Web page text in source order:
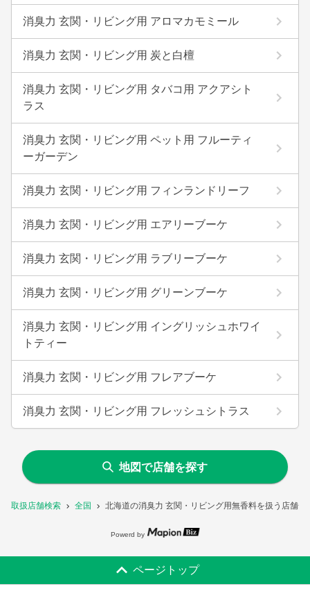
取扱店舗検索 全国 北海道の消臭力 玄関・リビング用無香料を扱う店舗一
消臭力 玄関・リビング用 アロマカモミール
消臭力 玄関・リビング用 炭と白檀
消臭力 玄関・リビング用 タバコ用 アクアシト
ラス
消臭力 玄関・リビング用 ペット用 フルーティ
ーガーデン
消臭力 玄関・リビング用 フィンランドリーフ
消臭力 玄関・リビング用 エアリーブーケ
消臭力 玄関・リビング用 ラブリーブーケ
消臭力 玄関・リビング用 グリーンブーケ
消臭力 玄関・リビング用 イングリッシュホワイ
トティー
消臭力 玄関・リビング用 フレアブーケ
消臭力 玄関・リビング用 フレッシュシトラス
地図で店舗を探す
Powerd by
ページトップ